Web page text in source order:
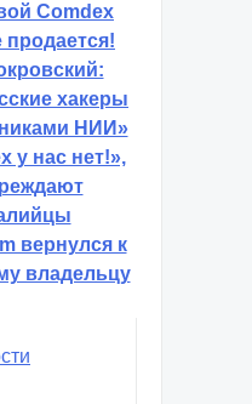
Comdex
продается!
хакеры
НИИ»
у нас нет!»,
вернулся к
владельцу